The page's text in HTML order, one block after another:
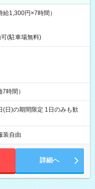
1,300円×7時間）
可(駐車場無料)
時間）
日)の期間限定 1日のみも歓
装自由
詳細へ